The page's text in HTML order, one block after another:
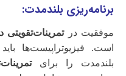
برنامه‌ریزی بلندمدت:
موفقیت در
است. فیزیوتراپیست‌ها
بلندمدت را برای